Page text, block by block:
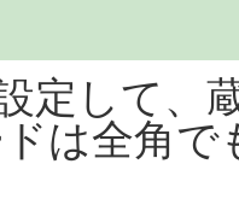
定して、
は全角